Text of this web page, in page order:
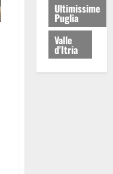
Ultimissime
Puglia
Valle
d'Itria